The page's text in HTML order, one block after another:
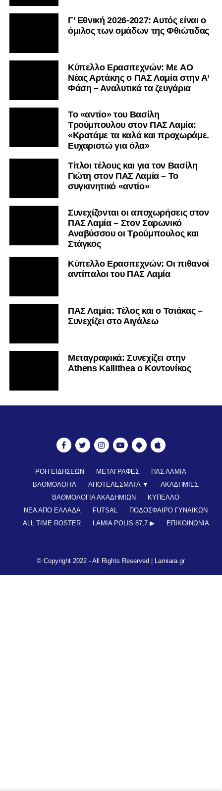
Γ’ Εθνική 2026-2027: Αυτός είναι ο
όμιλος των ομάδων της Φθιώτιδας
Kύπελλο Ερασιτεχνών: Με AO
Nέας Αρτάκης ο ΠΑΣ Λαμία στην Α’
Φάση – Αναλυτικά τα ζευγάρια
Το «αντίο» του Βασίλη
Τρούμπουλου στον ΠΑΣ Λαμία:
«Κρατάμε τα καλά και προχωράμε.
Ευχαριστώ για όλα»
Τίτλοι τέλους και για τον Βασίλη
Γιώτη στον ΠΑΣ Λαμία – Το
συγκινητικό «αντίο»
Συνεχίζονται οι αποχωρήσεις στον
ΠΑΣ Λαμία – Στον Σαρωνικό
Αναβύσσου οι Τρούμπουλος και
Στάγκος
Κύπελλο Ερασιτεχνών: Οι πιθανοί
αντίπαλοι του ΠΑΣ Λαμία
ΠΑΣ Λαμία: Τέλος και ο Τσιάκας –
Συνεχίζει στο Αιγάλεω
Mεταγραφικά: Συνεχίζει στην
Athens Kallithea ο Κοντονίκος
ΡΟΗ ΕΙΔΗΣΕΩΝ ΜΕΤΑΓΡΑΦΕΣ
ΠΑΣ ΛΑΜΙΑ
ΒΑΘΜΟΛΟΓΙΑ
ΑΠΟΤΕΛΕΣΜΑΤΑ ▼
ΑΚΑΔΗΜΙΕΣ
ΒΑΘΜΟΛΟΓΙΑ ΑΚΑΔΗΜΙΩΝ
ΚΥΠΕΛΛΟ
ΝΕΑ ΑΠΟ ΕΛΛΑΔΑ
FUTSAL
ΠΟΔΟΣΦΑΙΡΟ ΓΥΝΑΙΚΩΝ
ALL TIME ROSTER
LAMIA POLIS 87,7 ▶︎ ΕΠΙΚΟΙΝΩΝΊΑ
© Copyright 2022 - All Rights Reserved | Lamiara.gr